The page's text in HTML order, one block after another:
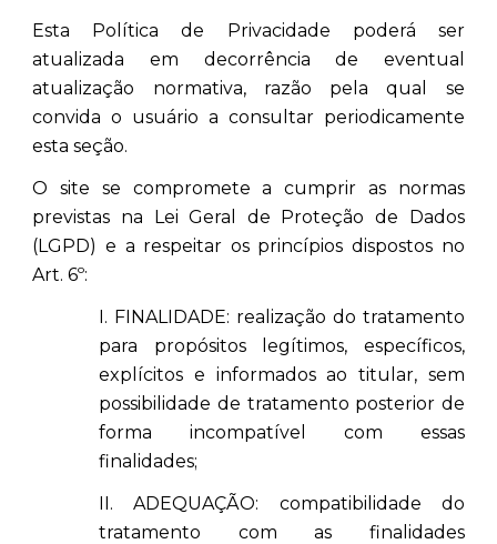
Esta Política de Privacidade poderá ser
atualizada em decorrência de eventual
atualização normativa, razão pela qual se
convida o usuário a consultar periodicamente
esta seção.
O site se compromete a cumprir as normas
previstas na Lei Geral de Proteção de Dados
(LGPD) e a respeitar os princípios dispostos no
Art. 6º:
I. FINALIDADE: realização do tratamento
para propósitos legítimos, específicos,
explícitos e informados ao titular, sem
possibilidade de tratamento posterior de
forma incompatível com essas
finalidades;
II. ADEQUAÇÃO: compatibilidade do
tratamento com as finalidades